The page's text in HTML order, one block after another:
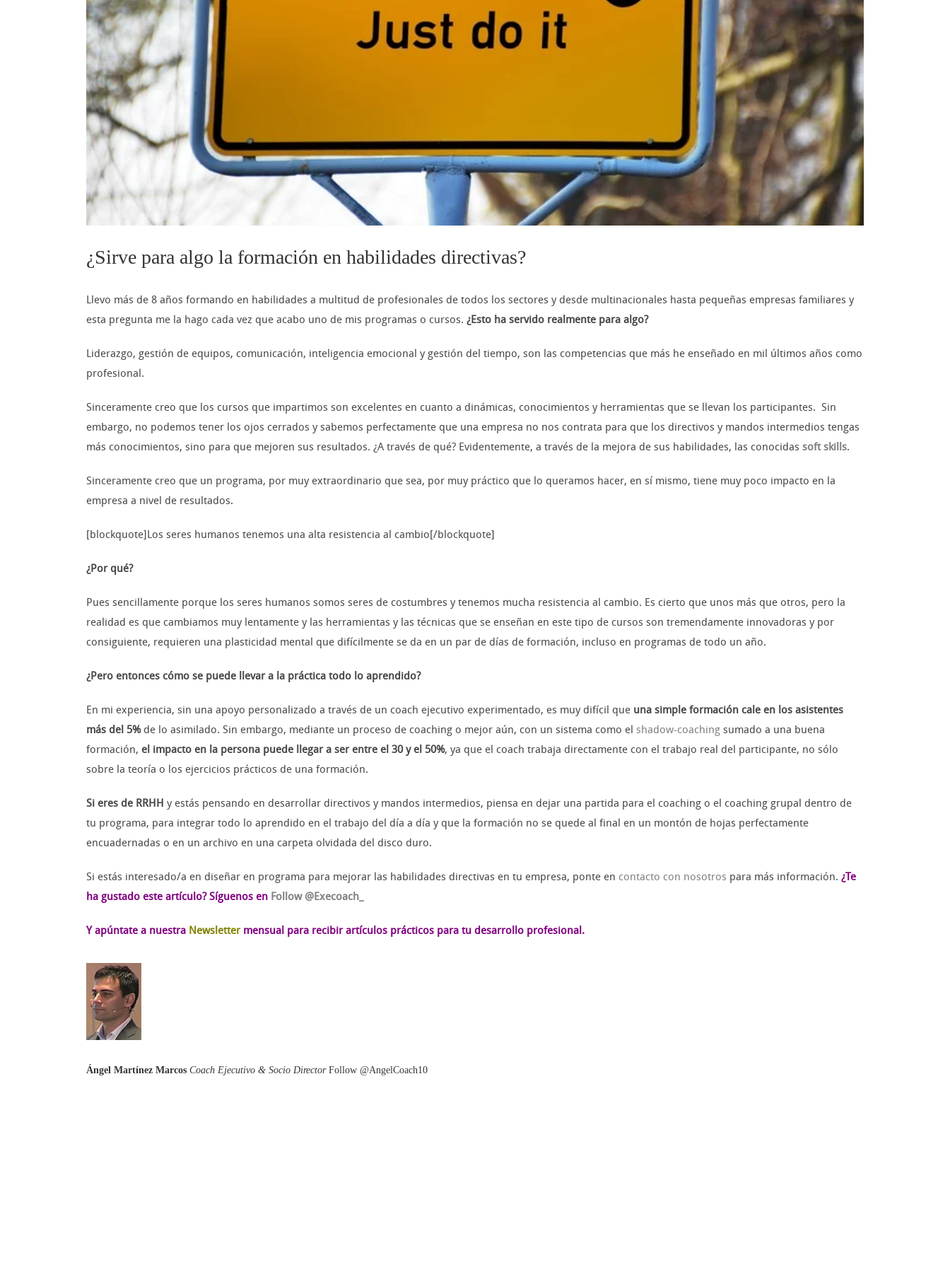
¿Sirve para algo la formación en habilidades directivas?
Llevo más de 8 años formando en habilidades a multitud de profesionales de todos los sectores y desde multinacionales hasta pequeñas empresas familiares y
esta pregunta me la hago cada vez que acabo uno de mis programas o cursos. ¿Esto ha servido realmente para algo?
Liderazgo, gestión de equipos, comunicación, inteligencia emocional y gestión del tiempo, son las competencias que más he enseñado en mil últimos años como
profesional.
Sinceramente creo que los cursos que impartimos son excelentes en cuanto a dinámicas, conocimientos y herramientas que se llevan los participantes. Sin
embargo, no podemos tener los ojos cerrados y sabemos perfectamente que una empresa no nos contrata para que los directivos y mandos intermedios tengas
más conocimientos, sino para que mejoren sus resultados. ¿A través de qué? Evidentemente, a través de la mejora de sus habilidades, las conocidas soft skills.
Sinceramente creo que un programa, por muy extraordinario que sea, por muy práctico que lo queramos hacer, en sí mismo, tiene muy poco impacto en la
empresa a nivel de resultados.
[blockquote]Los seres humanos tenemos una alta resistencia al cambio[/blockquote]
¿Por qué?
Pues sencillamente porque los seres humanos somos seres de costumbres y tenemos mucha resistencia al cambio. Es cierto que unos más que otros, pero la
realidad es que cambiamos muy lentamente y las herramientas y las técnicas que se enseñan en este tipo de cursos son tremendamente innovadoras y por
consiguiente, requieren una plasticidad mental que difícilmente se da en un par de días de formación, incluso en programas de todo un año.
¿Pero entonces cómo se puede llevar a la práctica todo lo aprendido?
En mi experiencia, sin una apoyo personalizado a través de un coach ejecutivo experimentado, es muy difícil que una simple formación cale en los asistentes
más del 5%de lo asimilado. Sin embargo, mediante un proceso de coaching o mejor aún, con un sistema como el shadow-coaching sumado a una buena
formación, el impacto en la persona puede llegar a ser entre el 30 y el 50%, ya que el coach trabaja directamente con el trabajo real del participante, no sólo
sobre la teoría o los ejercicios prácticos de una formación.
Si eres de RRHH y estás pensando en desarrollar directivos y mandos intermedios, piensa en dejar una partida para el coaching o el coaching grupal dentro de
tu programa, para integrar todo lo aprendido en el trabajo del día a día y que la formación no se quede al final en un montón de hojas perfectamente
encuadernadas o en un archivo en una carpeta olvidada del disco duro.
Si estás interesado/a en diseñar en programa para mejorar las habilidades directivas en tu empresa, ponte en contacto con nosotros para más información. ¿Te
ha gustado este artículo?Síguenos en Follow @Execoach_
Y apúntate a nuestra Newslettermensual para recibir artículos prácticos para tu desarrollo profesional.
Ángel Martínez Marcos Coach Ejecutivo & Socio Director Follow @AngelCoach10